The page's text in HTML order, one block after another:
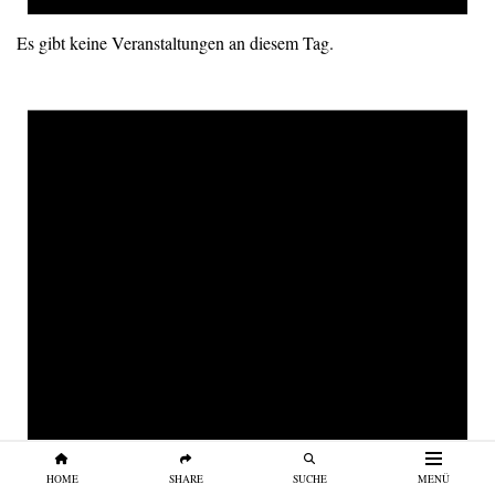
HOME SHARE SUCHE MENÜ
Es gibt keine Veranstaltungen an diesem Tag.